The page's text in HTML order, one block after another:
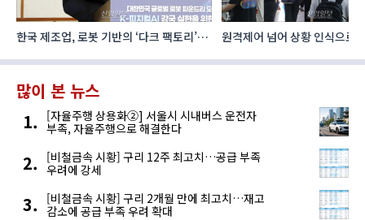
한국 제조업, 로봇 기반의 ‘다크 팩토리’로
원격제어 넘어 상황 인식으로,
많이 본 뉴스
[자율주행 상용화②] 서울시 시내버스 운전자
부족, 자율주행으로 해결한다
[비철금속 시황] 구리 12주 최고치…공급 부족
우려에 강세
[비철금속 시황] 구리 2개월 만에 최고치…재고
감소에 공급 부족 우려 확대